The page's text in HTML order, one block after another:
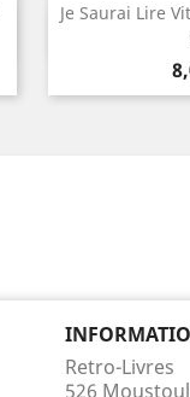
Je Saurai Lire
Retro-Livres
526